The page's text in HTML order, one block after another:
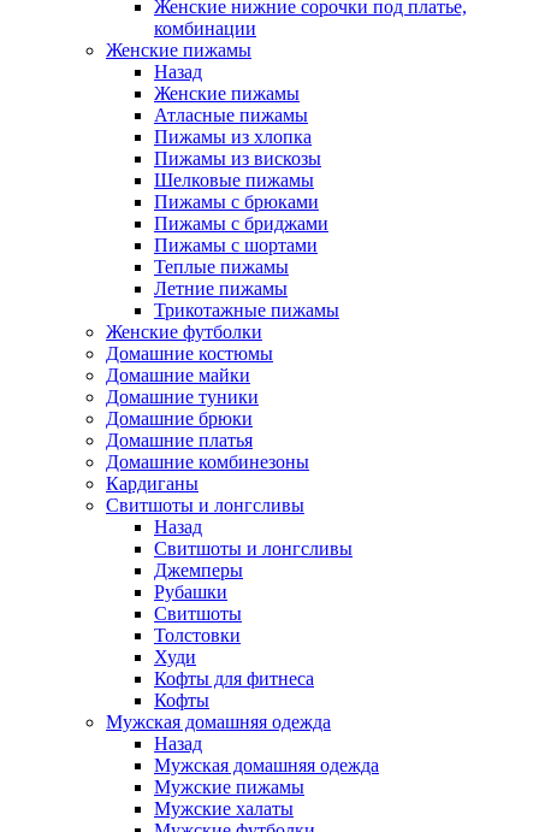
Женские нижние сорочки под платье,
комбинации
Женские пижамы
Назад
Женские пижамы
Атласные пижамы
Пижамы из хлопка
Пижамы из вискозы
Шелковые пижамы
Пижамы с брюками
Пижамы с бриджами
Пижамы с шортами
Теплые пижамы
Летние пижамы
Трикотажные пижамы
Женские футболки
Домашние костюмы
Домашние майки
Домашние туники
Домашние брюки
Домашние платья
Домашние комбинезоны
Кардиганы
Свитшоты и лонгсливы
Назад
Свитшоты и лонгсливы
Джемперы
Рубашки
Свитшоты
Толстовки
Худи
Кофты для фитнеса
Кофты
Мужская домашняя одежда
Назад
Мужская домашняя одежда
Мужские пижамы
Мужские халаты